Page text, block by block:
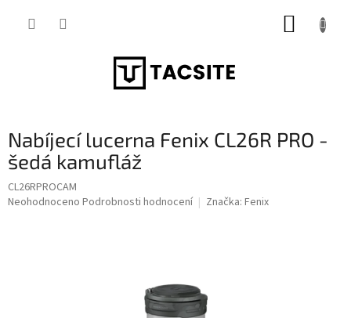
Nabíjecí lucerna Fenix CL26R PRO -
šedá kamufláž
CL26RPROCAM
Průměrné
Neohodnoceno Podrobnosti hodnocení Značka: Fenix